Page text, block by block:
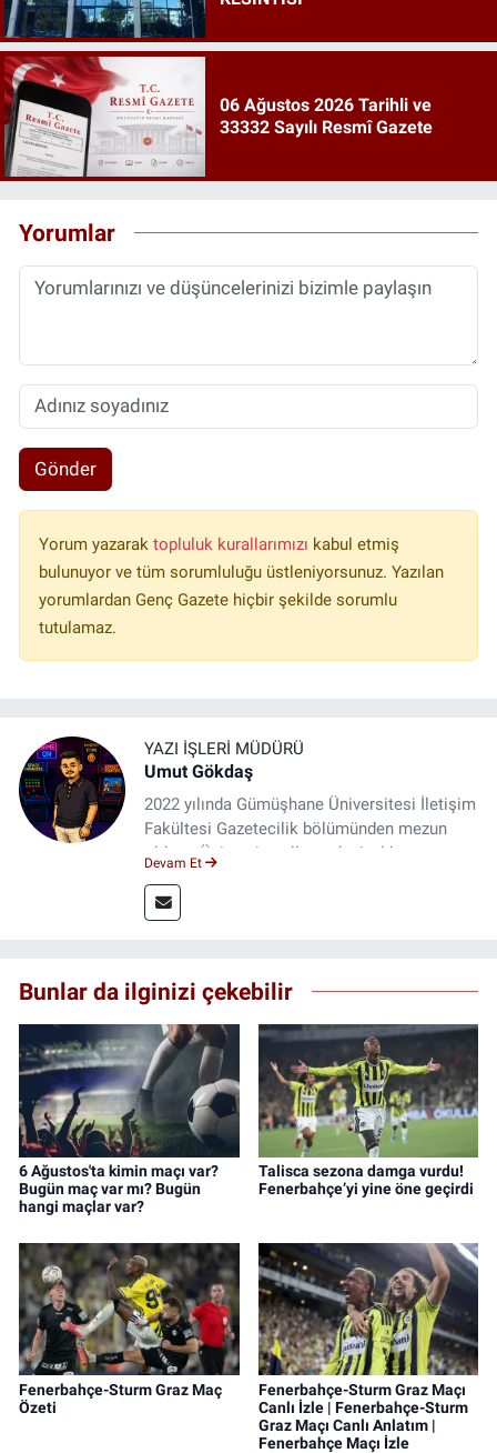
06 Ağustos 2026 Tarihli ve
33332 Sayılı Resmî Gazete
Yorumlar
Gönder
Yorum yazarak topluluk kurallarımızı kabul etmiş
bulunuyor ve tüm sorumluluğu üstleniyorsunuz. Yazılan
yorumlardan Genç Gazete hiçbir şekilde sorumlu
tutulamaz.
YAZI İŞLERI MÜDÜRÜ
Umut Gökdaş
2022 yılında Gümüşhane Üniversitesi İletişim
Fakültesi Gazetecilik bölümünden mezun
oldum. Üniversite yıllarımda 4 yıl boyunca
saha deneyimi kazandım. 2023 yılından beri
Genç Gazete'de okurlarımıza haber
Devam Et
Bunlar da ilginizi çekebilir
6 Ağustos'ta kimin maçı var?
Bugün maç var mı? Bugün
hangi maçlar var?
Talisca sezona damga vurdu!
Fenerbahçe’yi yine öne geçirdi
Fenerbahçe-Sturm Graz Maç
Özeti
Fenerbahçe-Sturm Graz Maçı
Canlı İzle | Fenerbahçe-Sturm
Graz Maçı Canlı Anlatım |
Fenerbahçe Maçı İzle